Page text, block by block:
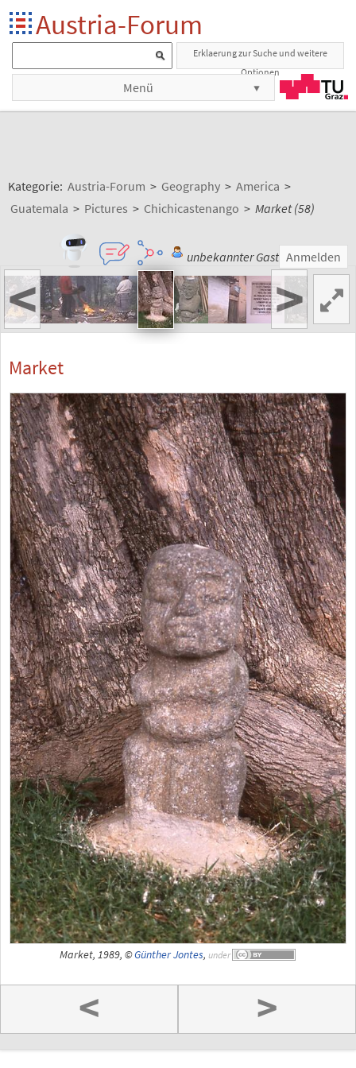
Austria-Forum
Erklaerung zur Suche und weitere
Optionen
Menü
Kategorie: Austria-Forum > Geography > America >
Guatemala > Pictures > Chichicastenango > Market (58)
unbekannter Gast Anmelden
< >
Market
Market, 1989, ©Günther Jontes, under
< >